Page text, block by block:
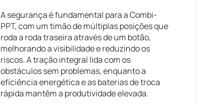
A segurança é fundamental para a Combi-
PPT, com um timão de múltiplas posições que
roda a roda traseira através de um botão,
melhorando a visibilidade e reduzindo os
riscos. A tração integral lida com os
obstáculos sem problemas, enquanto a
eficiência energética e as baterias de troca
rápida mantêm a produtividade elevada.